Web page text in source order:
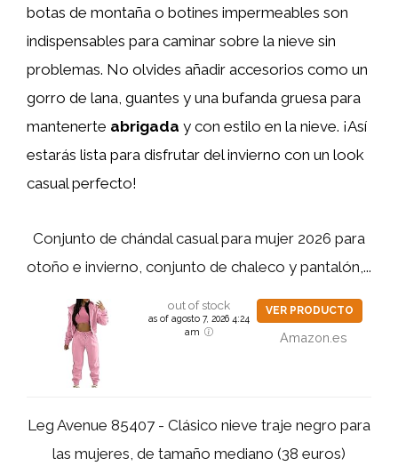
botas de montaña o botines impermeables son
indispensables para caminar sobre la nieve sin
problemas. No olvides añadir accesorios como un
gorro de lana, guantes y una bufanda gruesa para
mantenerte abrigada y con estilo en la nieve. ¡Así
estarás lista para disfrutar del invierno con un look
casual perfecto!
Conjunto de chándal casual para mujer 2026 para
otoño e invierno, conjunto de chaleco y pantalón,...
out of stock
as of agosto 7, 2026 4:24
am
VER PRODUCTO
Amazon.es
Leg Avenue 85407 - Clásico nieve traje negro para
las mujeres, de tamaño mediano (38 euros)